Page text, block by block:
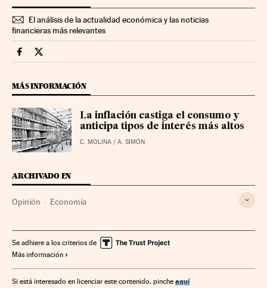
El análisis de la actualidad económica y las noticias
financieras más relevantes
Economia Cinco Días en Facebook
Economia Cinco Días en Twitter
MÁS INFORMACIÓN
La inflación castiga el consumo y
anticipa tipos de interés más altos
C. MOLINA / A. SIMÓN
ARCHIVADO EN
Opinión Economía
Se adhiere a los criterios de
Más información
Si está interesado en licenciar este contenido, pinche aquí